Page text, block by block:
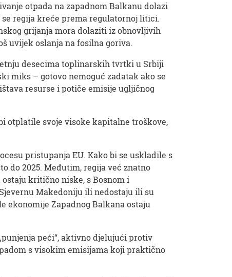
otpada na zapadnom Balkanu dolazi
regija kreće prema regulatornoj litici.
grijanja mora dolaziti iz obnovljivih
uvijek oslanja na fosilna goriva.
desecima toplinarskih tvrtki u Srbiji
miks – gotovo nemoguć zadatak ako se
resurse i potiče emisije ugljičnog
otplatile svoje visoke kapitalne troškove,
pristupanja EU. Kako bi se uskladile s
do 2025. Međutim, regija već znatno
kritično niske, s Bosnom i
Makedoniju ili nedostaju ili su
ekonomije Zapadnog Balkana ostaju
peći“, aktivno djelujući protiv
s visokim emisijama koji praktično